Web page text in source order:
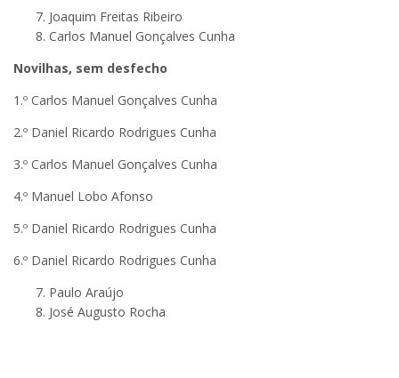
Joaquim Freitas Ribeiro
Carlos Manuel Gonçalves Cunha
Novilhas, sem desfecho
1.º Carlos Manuel Gonçalves Cunha
2.º Daniel Ricardo Rodrigues Cunha
3.º Carlos Manuel Gonçalves Cunha
4.º Manuel Lobo Afonso
5.º Daniel Ricardo Rodrigues Cunha
6.º Daniel Ricardo Rodrigues Cunha
Paulo Araújo
José Augusto Rocha